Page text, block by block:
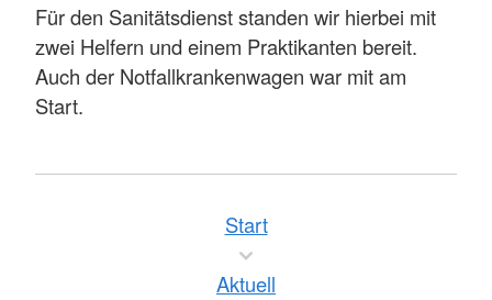
Für den Sanitätsdienst standen wir hierbei mit
zwei Helfern und einem Praktikanten bereit.
Auch der Notfallkrankenwagen war mit am
Start.
Start
Aktuell